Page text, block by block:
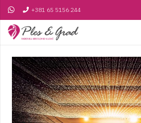
+381 65 5156 244